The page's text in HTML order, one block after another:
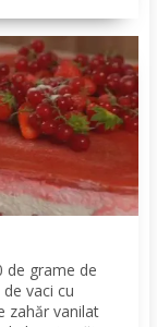
de grame de
vaci cu
zahăr vanilat